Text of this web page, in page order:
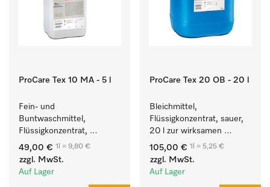
ProCare Tex 10 MA - 5 l
Fein- und
Buntwaschmittel,
Flüssigkonzentrat,
mildalkalisch, 5 l zur
Reinigung von
Buntwäsche und
49,00 € 1l = 9,80 €
zzgl. MwSt.
Auf Lager
ProCare Tex 20 OB - 20 l
Bleichmittel,
Flüssigkonzentrat, sauer,
20 l zur wirksamen
Entfernung von
hartnäckigen Flecken.
105,00 € 1l = 5,25 €
zzgl. MwSt.
Auf Lager